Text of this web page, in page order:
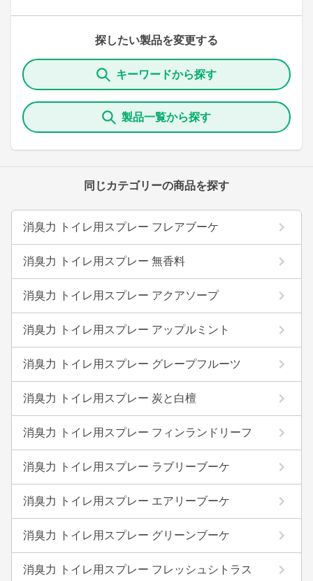
探したい製品を変更する
キーワードから探す
製品一覧から探す
同じカテゴリーの商品を探す
消臭力 トイレ用スプレー フレアブーケ
消臭力 トイレ用スプレー 無香料
消臭力 トイレ用スプレー アクアソープ
消臭力 トイレ用スプレー アップルミント
消臭力 トイレ用スプレー グレープフルーツ
消臭力 トイレ用スプレー 炭と白檀
消臭力 トイレ用スプレー フィンランドリーフ
消臭力 トイレ用スプレー ラブリーブーケ
消臭力 トイレ用スプレー エアリーブーケ
消臭力 トイレ用スプレー グリーンブーケ
消臭力 トイレ用スプレー フレッシュシトラス